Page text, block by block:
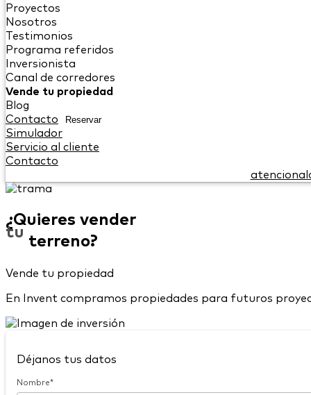
Proyectos
Nosotros
Testimonios
Programa referidos
Inversionista
Canal de corredores
Vende tu propiedad
Blog
Contacto
Reservar
Simulador
Servicio al cliente
Contacto
¿Quieres vender
tu
terreno?
Vende tu propiedad
En Invent compramos propiedades para futuros
Déjanos tus datos
Nombre*